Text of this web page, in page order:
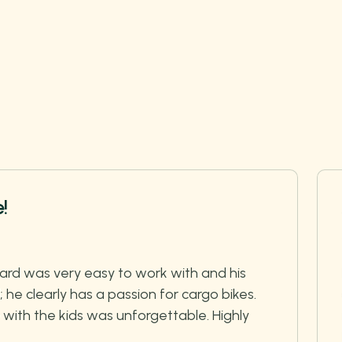
was very easy to work with and his
clearly has a passion for cargo bikes.
with the kids was unforgettable. Highly